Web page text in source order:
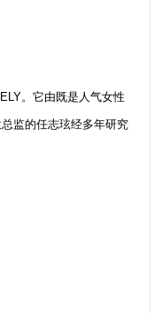
。它由既是人气女性
监的任志玹经多年研究